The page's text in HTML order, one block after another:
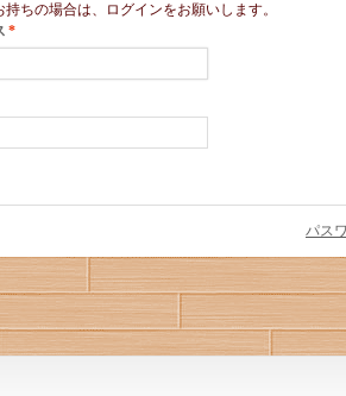
持ちの場合は、ログインをお願いします。
*
パス